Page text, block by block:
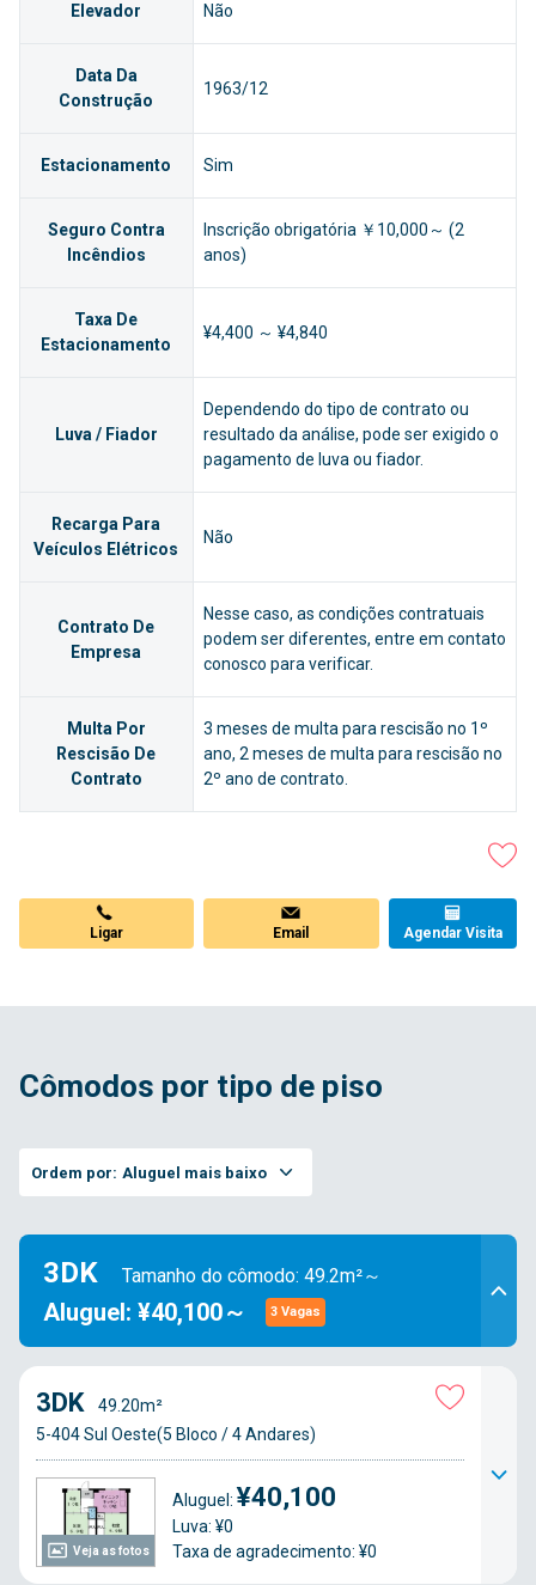
Elevador Não
Data Da
Construção
1963/12
Estacionamento Sim
Seguro Contra
Incêndios
Inscrição obrigatória ￥10,000～ (2
anos)
Taxa De
Estacionamento
¥4,400 ～ ¥4,840
Luva / Fiador
Dependendo do tipo de contrato ou
resultado da análise, pode ser exigido o
pagamento de luva ou fiador.
Recarga Para
Veículos Elétricos
Não
Contrato De
Empresa
Nesse caso, as condições contratuais
podem ser diferentes, entre em contato
conosco para verificar.
Multa Por
Rescisão De
Contrato
3 meses de multa para rescisão no 1º
ano, 2 meses de multa para rescisão no
2º ano de contrato.
Ligar Email Agendar Visita
Cômodos por tipo de piso
Ordem por: Aluguel mais baixo
3DK Tamanho do cômodo: 49.2m²～
Aluguel: ¥40,100～ 3 Vagas
Veja as fotos
3DK
49.20m²
5-404 Sul Oeste(5 Bloco / 4 Andares)
Aluguel: ¥40,100
Luva: ¥0
Taxa de agradecimento: ¥0